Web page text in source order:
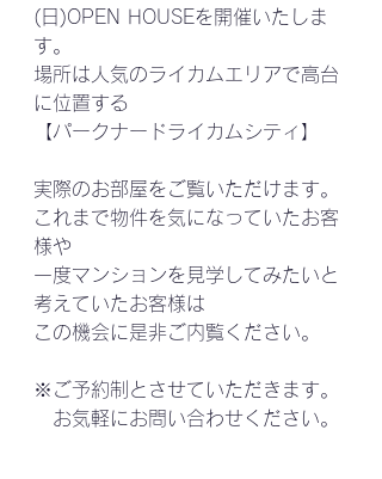
(日)OPEN HOUSEを開催いたしま
す。
場所は人気のライカムエリアで高台
に位置する
【パークナードライカムシティ】
実際のお部屋をご覧いただけます。
これまで物件を気になっていたお客
様や
一度マンションを見学してみたいと
考えていたお客様は
この機会に是非ご内覧ください。
※ご予約制とさせていただきます。
お気軽にお問い合わせください。